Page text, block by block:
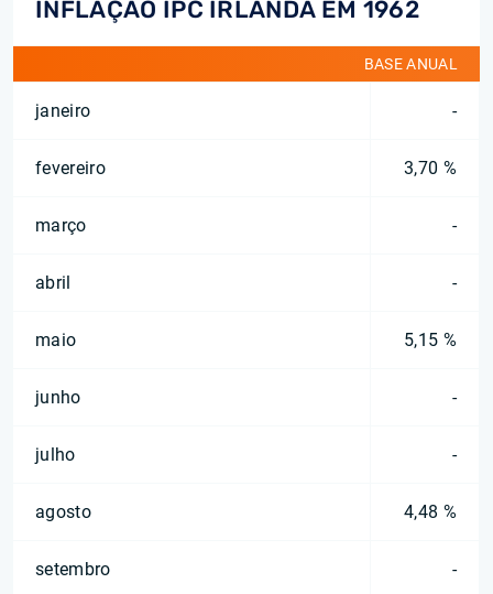
INFLAÇÃO IPC IRLANDA EM 1962
BASE ANUAL
janeiro -
fevereiro 3,70 %
março -
abril -
maio 5,15 %
junho -
julho -
agosto 4,48 %
setembro -